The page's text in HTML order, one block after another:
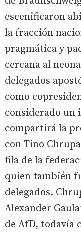
escenificaron
la fracción
pragmática y
cercana al
delegados
como
considerado un
compartirá la
con Tino
fila de la
quien también
delegados.
Alexander
de AfD, todavía